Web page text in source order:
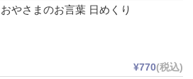
おやさまのお言葉 日めくり
¥770(税込)